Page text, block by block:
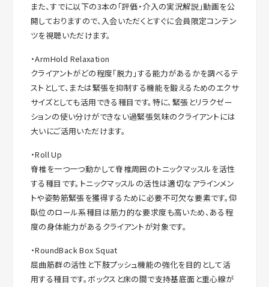
また、すでに以下の3本の「評価・介入の実況解説」動画を公
開しておりますので、入会いただくとすぐに会員限定コンテン
ツを視聴いただけます。
・ArmHold Relaxation
クライアントがどの程度「脱力」する能力があるかを調べるテ
ストとして、または緊張を抑制する機能を鍛えるためのエクサ
サイズとしても活用できる種目です。特に、緊張とリラクゼー
ションの使い分けができない過緊張気味のクライアントには
大いにご活用いただけます。
・Roll Up
脊椎を一つ一つ動かして脊椎周囲のトニックマッスルを活性
する種目です。トニックマッスルの活性は適切なアラインメン
トや姿勢筋緊張を獲得するために必要不可欠な要素です。仰
臥位のロール系種目は筋力的な要求度も高いため、ある程
度の身体能力があるクライアントが対象です。
・RoundBack Box Squat
屈曲筋群の活性と下肢プッシュ機能の強化を目的として活
用する種目です。ボックスと床の間で支持基底面と重心線が